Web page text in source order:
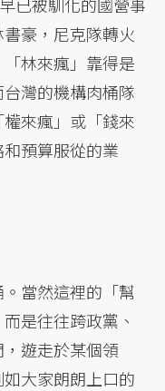
豪，尼克隊轉火
林來瘋」靠得是
灣的機構肉桶隊
來瘋」或「錢來
預算服從的業
當然這裡的「幫
是往往跨政黨、
遊走於某個領
大家朗朗上口的